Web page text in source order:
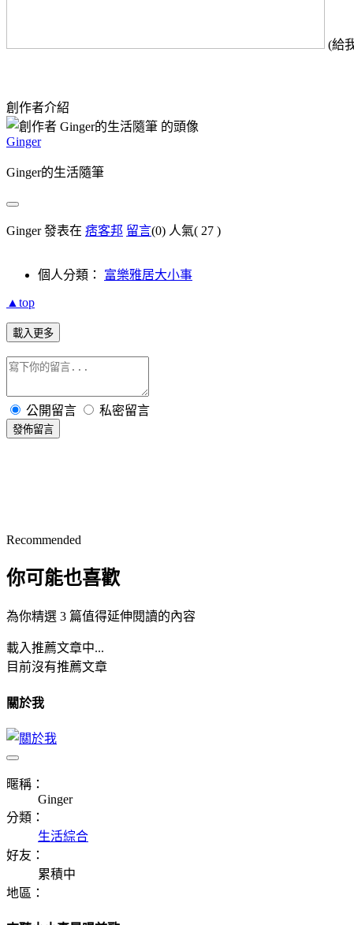
(給
創作者介紹
Ginger
Ginger的生活隨筆
Ginger 發表在 痞客邦 留言(0) 人氣( 27 )
個人分類： 富樂雅居大小事
▲top
載入更多
公開留言 私密留言
發佈留言
Recommended
你可能也喜歡
為你精選 3 篇值得延伸閱讀的內容
載入推薦文章中...
目前沒有推薦文章
關於我
暱稱：
Ginger
分類：
生活綜合
好友：
累積中
地區：